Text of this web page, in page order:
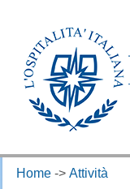
Home -> Attività